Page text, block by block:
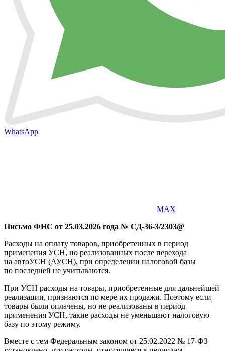
WhatsApp
MAX
Письмо ФНС от 25.03.2026 года № СД-36-3/2303@
Расходы на оплату товаров, приобретенных в период
применения УСН, но реализованных после перехода
на автоУСН (АУСН), при определении налоговой базы
по последней не учитываются.
При УСН расходы на товары, приобретенные для дальнейшей
реализации, признаются по мере их продажи. Поэтому если
товары были оплачены, но не реализованы в период
применения УСН, такие расходы не уменьшают налоговую
базу по этому режиму.
Вместе с тем Федеральным законом от 25.02.2022 № 17-ФЗ